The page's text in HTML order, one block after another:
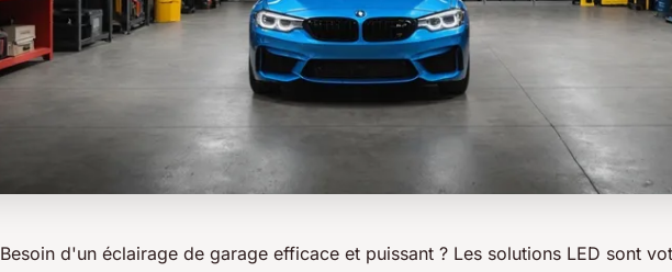
Besoin d'un éclairage de garage efficace et puissant ? Les solutions LED sont